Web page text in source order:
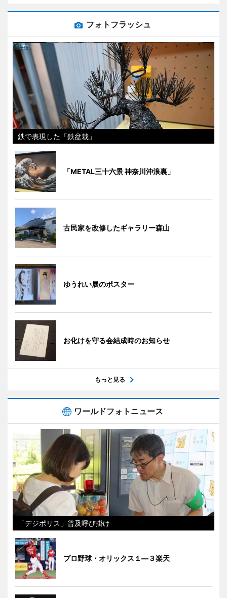
フォトフラッシュ
鉄で表現した「鉄盆栽」
「METAL三十六景 神奈川沖浪裏」
古民家を改修したギャラリー森山
ゆうれい展のポスター
お化けを守る会結成時のお知らせ
もっと見る
ワールドフォトニュース
「デジポリス」普及呼び掛け
プロ野球・オリックス１―３楽天